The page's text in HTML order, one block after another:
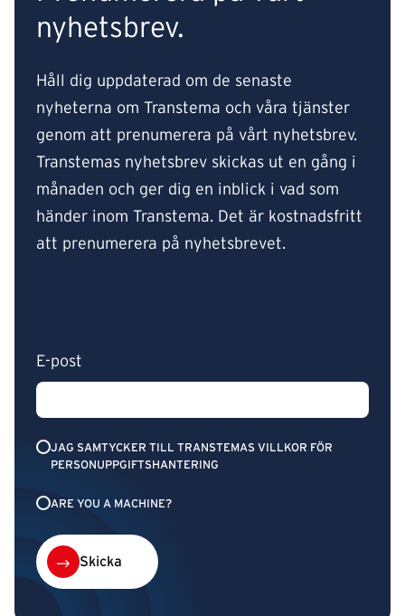
nyhetsbrev.
Håll dig uppdaterad om de senaste
nyheterna om Transtema och våra tjänster
genom att prenumerera på vårt nyhetsbrev.
Transtemas nyhetsbrev skickas ut en gång i
månaden och ger dig en inblick i vad som
händer inom Transtema. Det är kostnadsfritt
att prenumerera på nyhetsbrevet.
E-post
JAG SAMTYCKER TILL TRANSTEMAS VILLKOR FÖR
PERSONUPPGIFTSHANTERING
ARE YOU A MACHINE?
Skicka